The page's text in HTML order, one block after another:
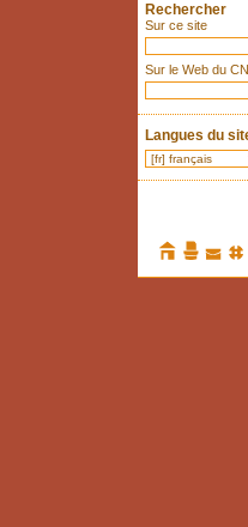
Rechercher
Sur ce site
Sur le Web du
Langues du